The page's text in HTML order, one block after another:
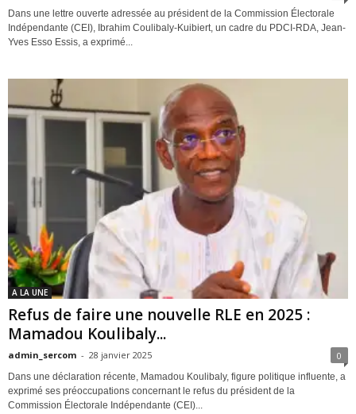
Dans une lettre ouverte adressée au président de la Commission Électorale
Indépendante (CEI), Ibrahim Coulibaly-Kuibiert, un cadre du PDCI-RDA, Jean-
Yves Esso Essis, a exprimé...
A LA UNE
Refus de faire une nouvelle RLE en 2025 :
Mamadou Koulibaly...
admin_sercom - 28 janvier 2025 0
Dans une déclaration récente, Mamadou Koulibaly, figure politique influente, a
exprimé ses préoccupations concernant le refus du président de la
Commission Électorale Indépendante (CEI)...